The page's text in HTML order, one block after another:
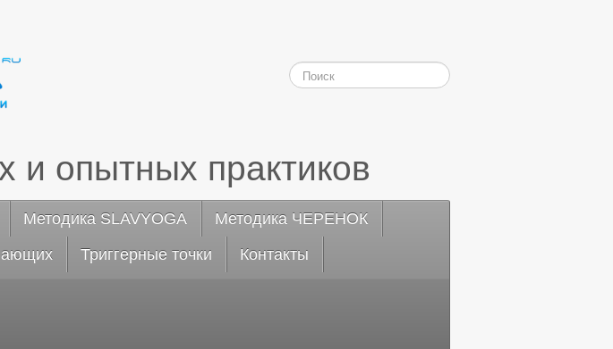
и опытных практиков
Методика SLAVYOGA
Методика ЧЕРЕНОК
Триггерные точки Контакты